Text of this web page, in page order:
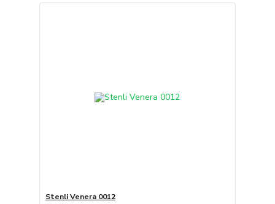
Stenli Venera 0012